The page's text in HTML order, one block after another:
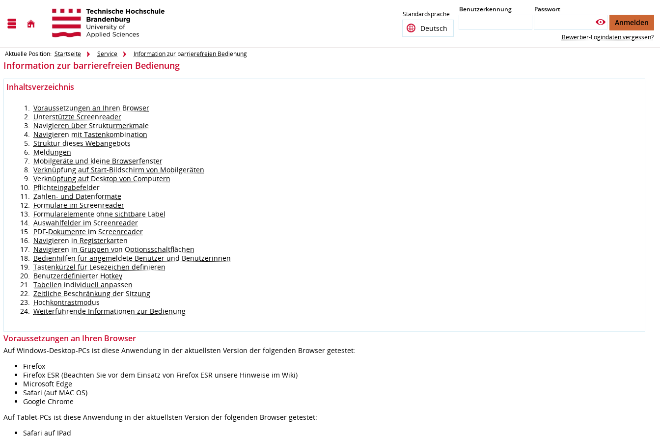
Standardsprache
Benutzerkennung Passwort
Anmelden
Bewerber-Logindaten vergessen?
Aktuelle Position: Startseite Service Information zur barrierefreien Bedienung
Information zur barrierefreien Bedienung
Inhaltsverzeichnis
Voraussetzungen an Ihren Browser
Unterstützte Screenreader
Navigieren über Strukturmerkmale
Navigieren mit Tastenkombination
Struktur dieses Webangebots
Meldungen
Mobilgeräte und kleine Browserfenster
Verknüpfung auf Start-Bildschirm von Mobilgeräten
Verknüpfung auf Desktop von Computern
Pflichteingabefelder
Zahlen- und Datenformate
Formulare im Screenreader
Formularelemente ohne sichtbare Label
Auswahlfelder im Screenreader
PDF-Dokumente im Screenreader
Navigieren in Registerkarten
Navigieren in Gruppen von Optionsschaltflächen
Bedienhilfen für angemeldete Benutzer und Benutzerinnen
Tastenkürzel für Lesezeichen definieren
Benutzerdefinierter Hotkey
Tabellen individuell anpassen
Zeitliche Beschränkung der Sitzung
Hochkontrastmodus
Weiterführende Informationen zur Bedienung
Voraussetzungen an Ihren Browser
Auf Windows-Desktop-PCs ist diese Anwendung in der aktuellsten Version der folgenden Browser getestet:
Firefox
Firefox ESR (Beachten Sie vor dem Einsatz von Firefox ESR unsere Hinweise im Wiki)
Microsoft Edge
Safari (auf MAC OS)
Google Chrome
Auf Tablet-PCs ist diese Anwendung in der aktuellsten Version der folgenden Browser getestet:
Safari auf IPad